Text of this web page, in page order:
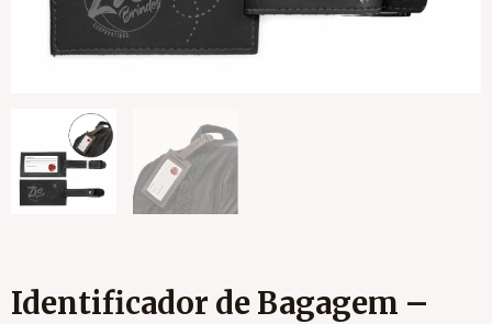
Identificador de Bagagem –